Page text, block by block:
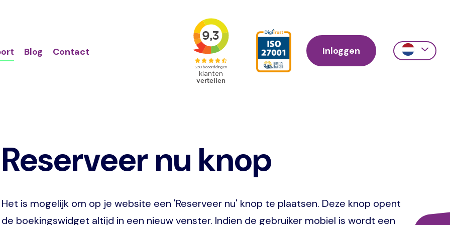
Blog Contact
Action
Primair
menu
Inloggen
Action
Reserveer nu knop
Het is mogelijk om op je website een 'Reserveer nu' knop te plaatsen. Deze knop opent
de boekingswidget altijd in een nieuw venster. Indien de gebruiker mobiel is wordt een